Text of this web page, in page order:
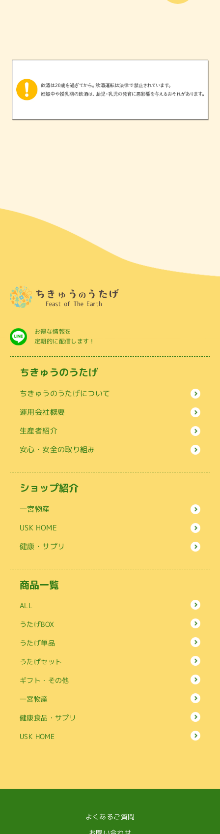
お得な情報を
定期的に配信します！
ちきゅうのうたげ
ちきゅうのうたげについて
運用会社概要
生産者紹介
安心・安全の取り組み
ショップ紹介
一宮物産
USK HOME
健康・サプリ
商品一覧
ALL
うたげBOX
うたげ単品
うたげセット
ギフト・その他
一宮物産
健康食品・サプリ
USK HOME
よくあるご質問